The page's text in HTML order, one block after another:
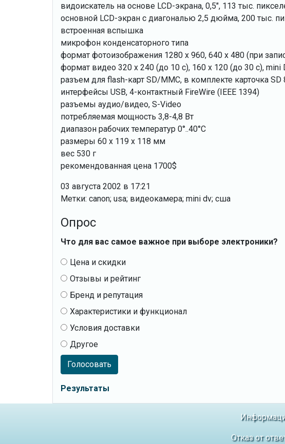
видоискатель на основе LCD-экрана, 0,5", 113 тыс.
основной LCD-экран с диагональю 2,5 дюйма, 200 тыс.
встроенная вспышка
микрофон конденсаторного типа
формат фотоизображения 1280 х 960, 640 х 480 (при
формат видео 320 х 240 (до 10 с), 160 х 120 (до 30 с), mini
разъем для flash-карт SD/MMC, в комплекте карточка SD
интерфейсы USB, 4-контактный FireWire (IEEE 1394)
разъемы аудио/видео, S-Video
потребляемая мощность 3,8-4,8 Вт
диапазон рабочих температур 0°..40°С
размеры 60 х 119 х 118 мм
вес 530 г
рекомендованная цена 1700$
03 августа 2002 в 17:21
Метки: canon; usa; видеокамера; mini dv; сша
Опрос
Что для вас самое важное при выборе электроники?
Цена и скидки
Отзывы и рейтинг
Бренд и репутация
Характеристики и функционал
Условия доставки
Другое
Голосовать
Результаты
Отказ от